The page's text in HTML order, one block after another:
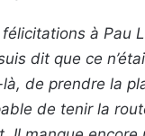
à Pau
dit que ce
de prendre la
de tenir la